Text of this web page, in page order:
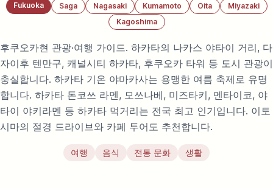
Fukuoka Saga Nagasaki Kumamoto Oita
Miyazaki
Kagoshima
후쿠오카현 관광·여행 가이드. 하카타의 나카스 야타이 거리, 다
자이후 텐만구, 캐널시티 하카타, 후쿠오카 타워 등 도시 관광이
충실합니다. 하카타 기온 야마카사는 용맹한 여름 축제로 유명
합니다. 하카타 돈코쓰 라멘, 모쓰나베, 미즈타키, 멘타이코, 야
타이 야키라멘 등 하카타 먹거리는 전국 최고 인기입니다. 이토
시마의 절경 드라이브와 카페 투어도 추천합니다.
여행 음식 전통 문화 생활